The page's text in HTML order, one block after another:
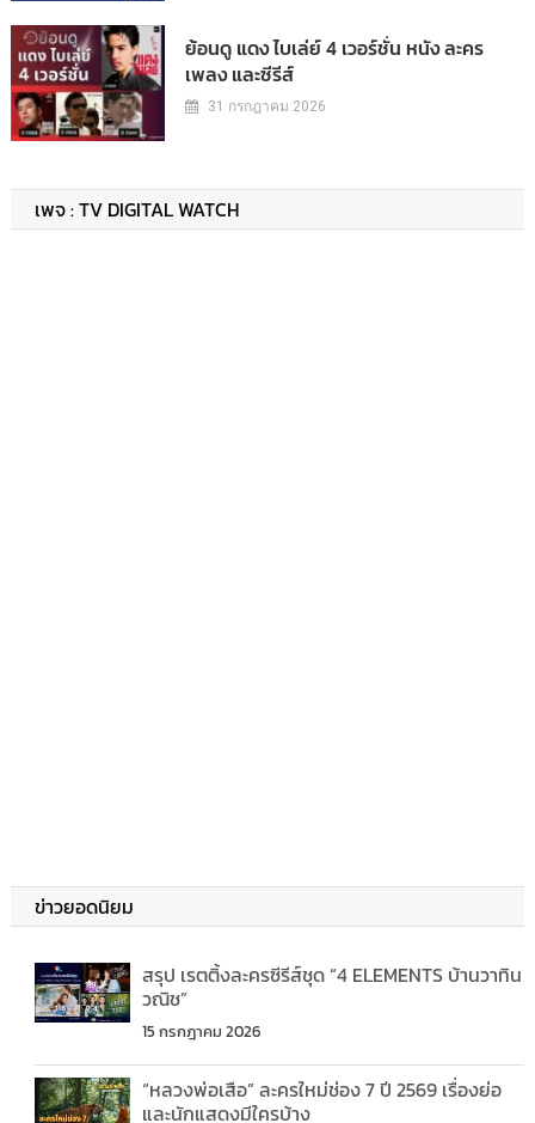
ย้อนดู แดง ไบเล่ย์ 4 เวอร์ชั่น หนัง ละคร
เพลง และซีรีส์
31 กรกฎาคม 2026
เพจ : TV DIGITAL WATCH
ข่าวยอดนิยม
สรุป เรตติ้งละครซีรีส์ชุด “4 ELEMENTS บ้านวาทิน
วณิช”
15 กรกฎาคม 2026
“หลวงพ่อเสือ” ละครใหม่ช่อง 7 ปี 2569 เรื่องย่อ
และนักแสดงมีใครบ้าง